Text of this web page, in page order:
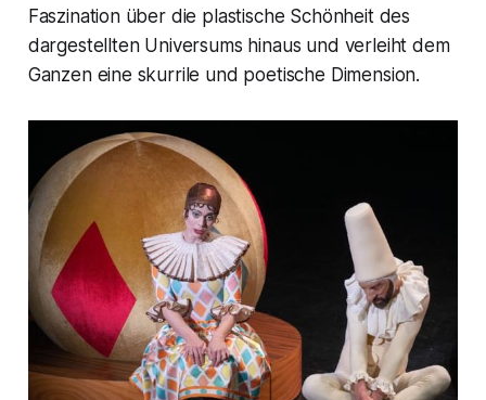
Faszination über die plastische Schönheit des
dargestellten Universums hinaus und verleiht dem
Ganzen eine skurrile und poetische Dimension.